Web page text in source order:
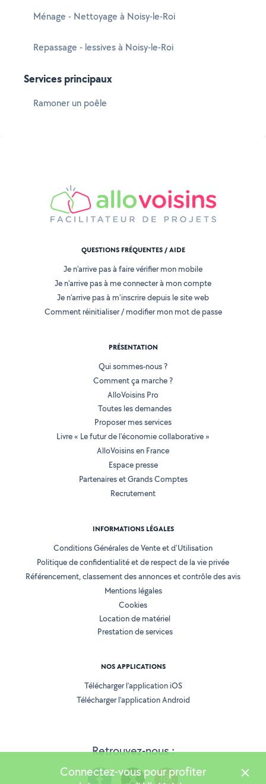
Ménage - Nettoyage à Noisy-le-Roi
Repassage - lessives à Noisy-le-Roi
Services principaux
Ramoner un poêle
Retrouvez-nous :
QUESTIONS FRÉQUENTES / AIDE
Je n'arrive pas à faire vérifier mon mobile
Je n'arrive pas à me connecter à mon compte
Je n'arrive pas à m'inscrire depuis le site web
Comment réinitialiser / modifier mon mot de passe
PRÉSENTATION
Qui sommes-nous ?
Comment ça marche ?
AlloVoisins Pro
Toutes les demandes
Proposer mes services
Livre « Le futur de l'économie collaborative »
AlloVoisins en France
Espace presse
Partenaires et Grands Comptes
Recrutement
INFORMATIONS LÉGALES
Conditions Générales de Vente et d'Utilisation
Politique de confidentialité et de respect de la vie privée
Référencement, classement des annonces et contrôle des avis
Mentions légales
Cookies
Location de matériel
Prestation de services
NOS APPLICATIONS
Télécharger l’application iOS
Télécharger l’application Android
Connectez-vous pour profiter